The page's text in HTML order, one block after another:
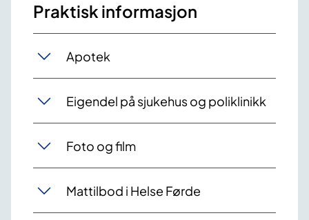
Praktisk informasjon
Apotek
Eigendel på sjukehus og poliklinikk
Foto og film
Mattilbod i Helse Førde